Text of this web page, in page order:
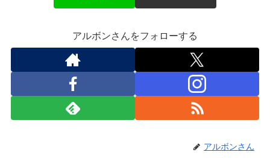
アルボンさんをフォローする
アルボンさん